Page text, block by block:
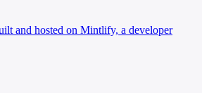
and hosted on Mintlify, a developer